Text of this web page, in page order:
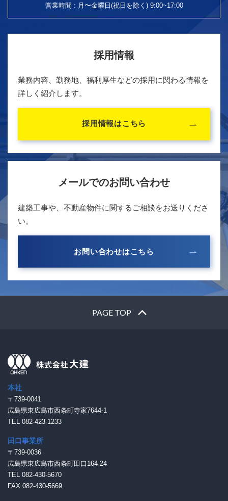
営業時間 : 月〜金曜日(祝日を除く) 9:00~17:00
採用情報
業務内容、勤務地、福利厚生などの採用に関わる情報を
詳しく紹介します。
採用情報はこちら
メールでのお問い合わせ
建築工事や、不動産物件に関するご相談をお送りくださ
い。
お問い合わせはこちら
PAGE TOP
本社
〒739-0041
広島県東広島市西条町寺家7644-1
TEL 082-423-1233
田口事業所
〒739-0036
広島県東広島市西条町田口164-24
TEL 082-430-5670
FAX 082-430-5669